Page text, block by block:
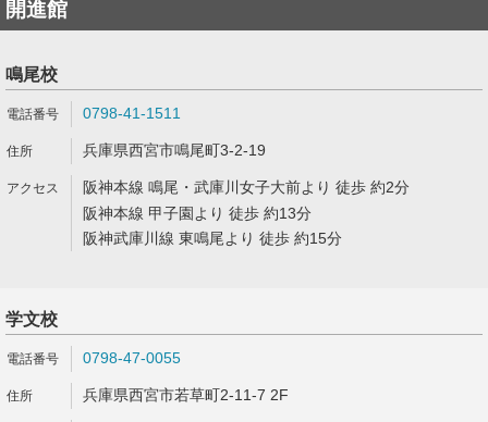
開進館
鳴尾校
0798-41-1511
兵庫県西宮市鳴尾町3-2-19
阪神本線 鳴尾・武庫川女子大前より 徒歩 約2分
阪神本線 甲子園より 徒歩 約13分
阪神武庫川線 東鳴尾より 徒歩 約15分
学文校
0798-47-0055
兵庫県西宮市若草町2-11-7 2F